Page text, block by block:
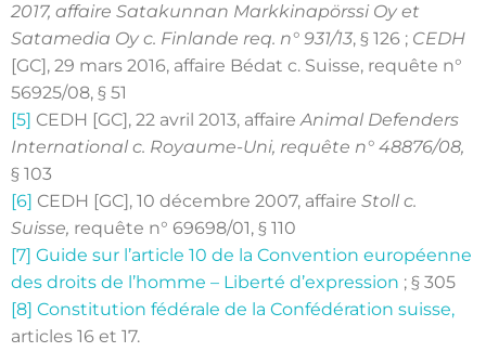
2017, affaire Satakunnan Markkinapörssi Oy et
Satamedia Oy c. Finlande req. n° 931/13, § 126 ; CEDH
[GC], 29 mars 2016, affaire Bédat c. Suisse, requête n°
56925/08, § 51
[5] CEDH [GC], 22 avril 2013, affaireAnimal Defenders
International c. Royaume-Uni, requête n° 48876/08,
§ 103
[6] CEDH [GC], 10 décembre 2007, affaire Stoll c.
Suisse, requête n° 69698/01, § 110
[7] Guide sur l’article 10 de la Convention européenne
des droits de l’homme – Liberté d’expression ; § 305
[8] Constitution fédérale de la Confédération suisse,
articles 16 et 17.